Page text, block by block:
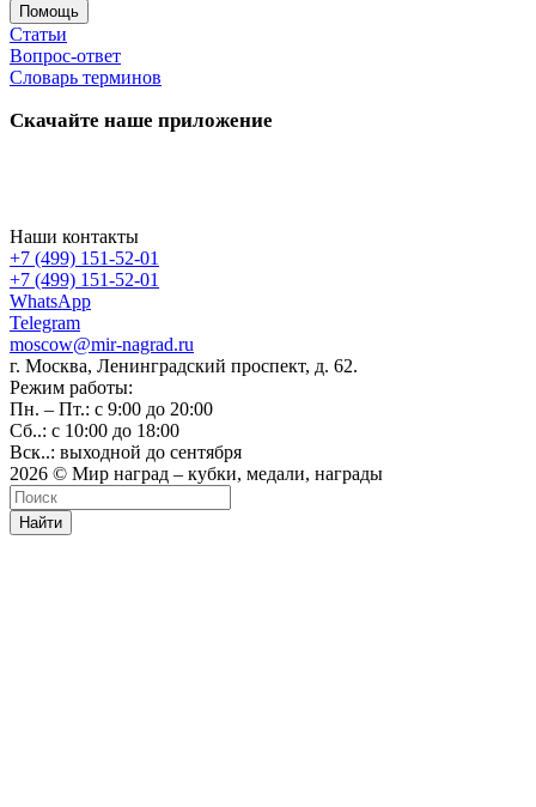
Помощь
Статьи
Вопрос-ответ
Словарь терминов
Скачайте наше приложение
Наши контакты
+7 (499) 151-52-01
+7 (499) 151-52-01
WhatsApp
Telegram
moscow@mir-nagrad.ru
г. Москва, Ленинградский проспект, д. 62.
Режим работы:
Пн. – Пт.: с 9:00 до 20:00
Сб..: с 10:00 до 18:00
Вск..: выходной до сентября
2026 © Мир наград – кубки, медали, награды
Найти